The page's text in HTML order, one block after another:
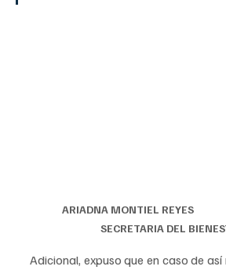
ARIADNA
SECRETARIA DEL
Adicional, expuso que en caso de así